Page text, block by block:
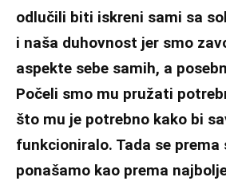
odlučili biti iskreni sami sa
i naša duhovnost jer smo
aspekte sebe samih, a
Počeli smo mu pružati
što mu je potrebno kako bi
funkcioniralo. Tada se prema
ponašamo kao prema